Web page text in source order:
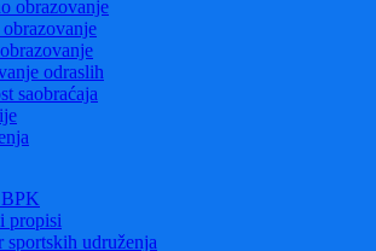
odgoj
obrazovanje
obrazovanje
odraslih
saobraćaja